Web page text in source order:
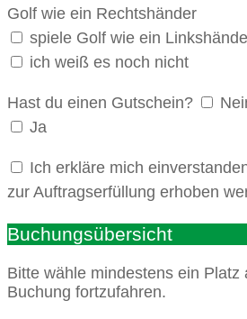
Golf wie ein Rechtshänder
spiele Golf wie ein
ich weiß es noch nicht
Hast du einen Gutschein?
Ja
Ich erkläre mich
zur Auftragserfüllung erhoben
Buchungsübersicht
Bitte wähle mindestens ein Platz
Buchung fortzufahren.